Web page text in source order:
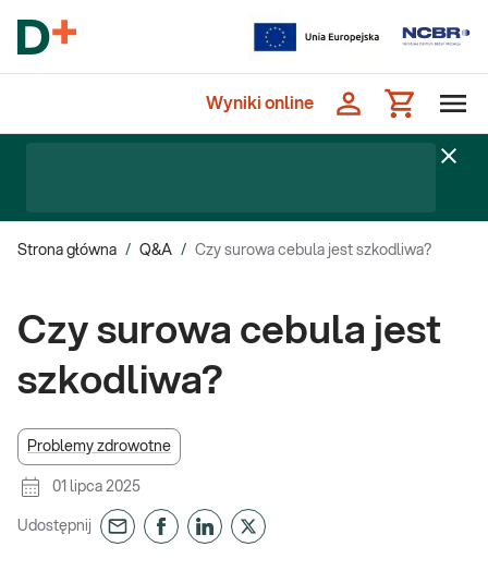
Wyniki online
Strona główna / Q&A / Czy surowa cebula jest szkodliwa?
Czy surowa cebula jest
szkodliwa?
Problemy zdrowotne
01 lipca 2025
Udostępnij